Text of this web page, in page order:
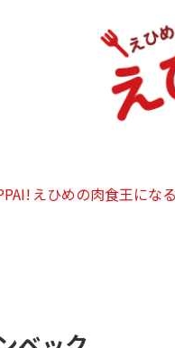
えひめの肉食王になる